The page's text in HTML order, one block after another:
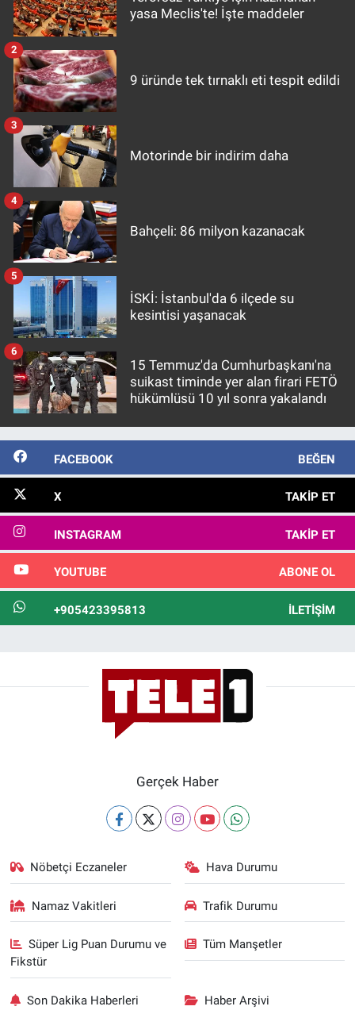
yasa Meclis'te! İşte maddeler
9 üründe tek tırnaklı eti tespit edildi
2
Motorinde bir indirim daha
3
Bahçeli: 86 milyon kazanacak
4
İSKİ: İstanbul'da 6 ilçede su
kesintisi yaşanacak
5
15 Temmuz'da Cumhurbaşkanı'na
suikast timinde yer alan firari FETÖ
hükümlüsü 10 yıl sonra yakalandı
6
FACEBOOK BEĞEN
X TAKIP ET
INSTAGRAM TAKIP ET
YOUTUBE ABONE OL
+905423395813 İLETIŞIM
Gerçek Haber
Nöbetçi Eczaneler Hava Durumu
Namaz Vakitleri Trafik Durumu
Süper Lig Puan Durumu ve
Fikstür
Tüm Manşetler
Son Dakika Haberleri Haber Arşivi